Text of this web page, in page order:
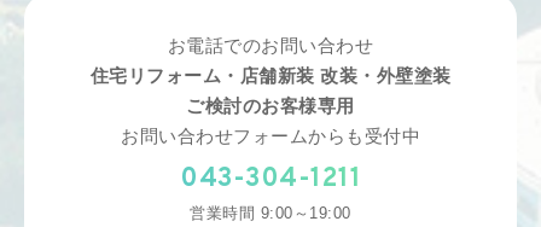
お電話でのお問い合わせ
住宅リフォーム・店舗新装 改装・外壁塗装
ご検討のお客様専用
お問い合わせフォームからも受付中
043-304-1211
営業時間 9:00～19:00